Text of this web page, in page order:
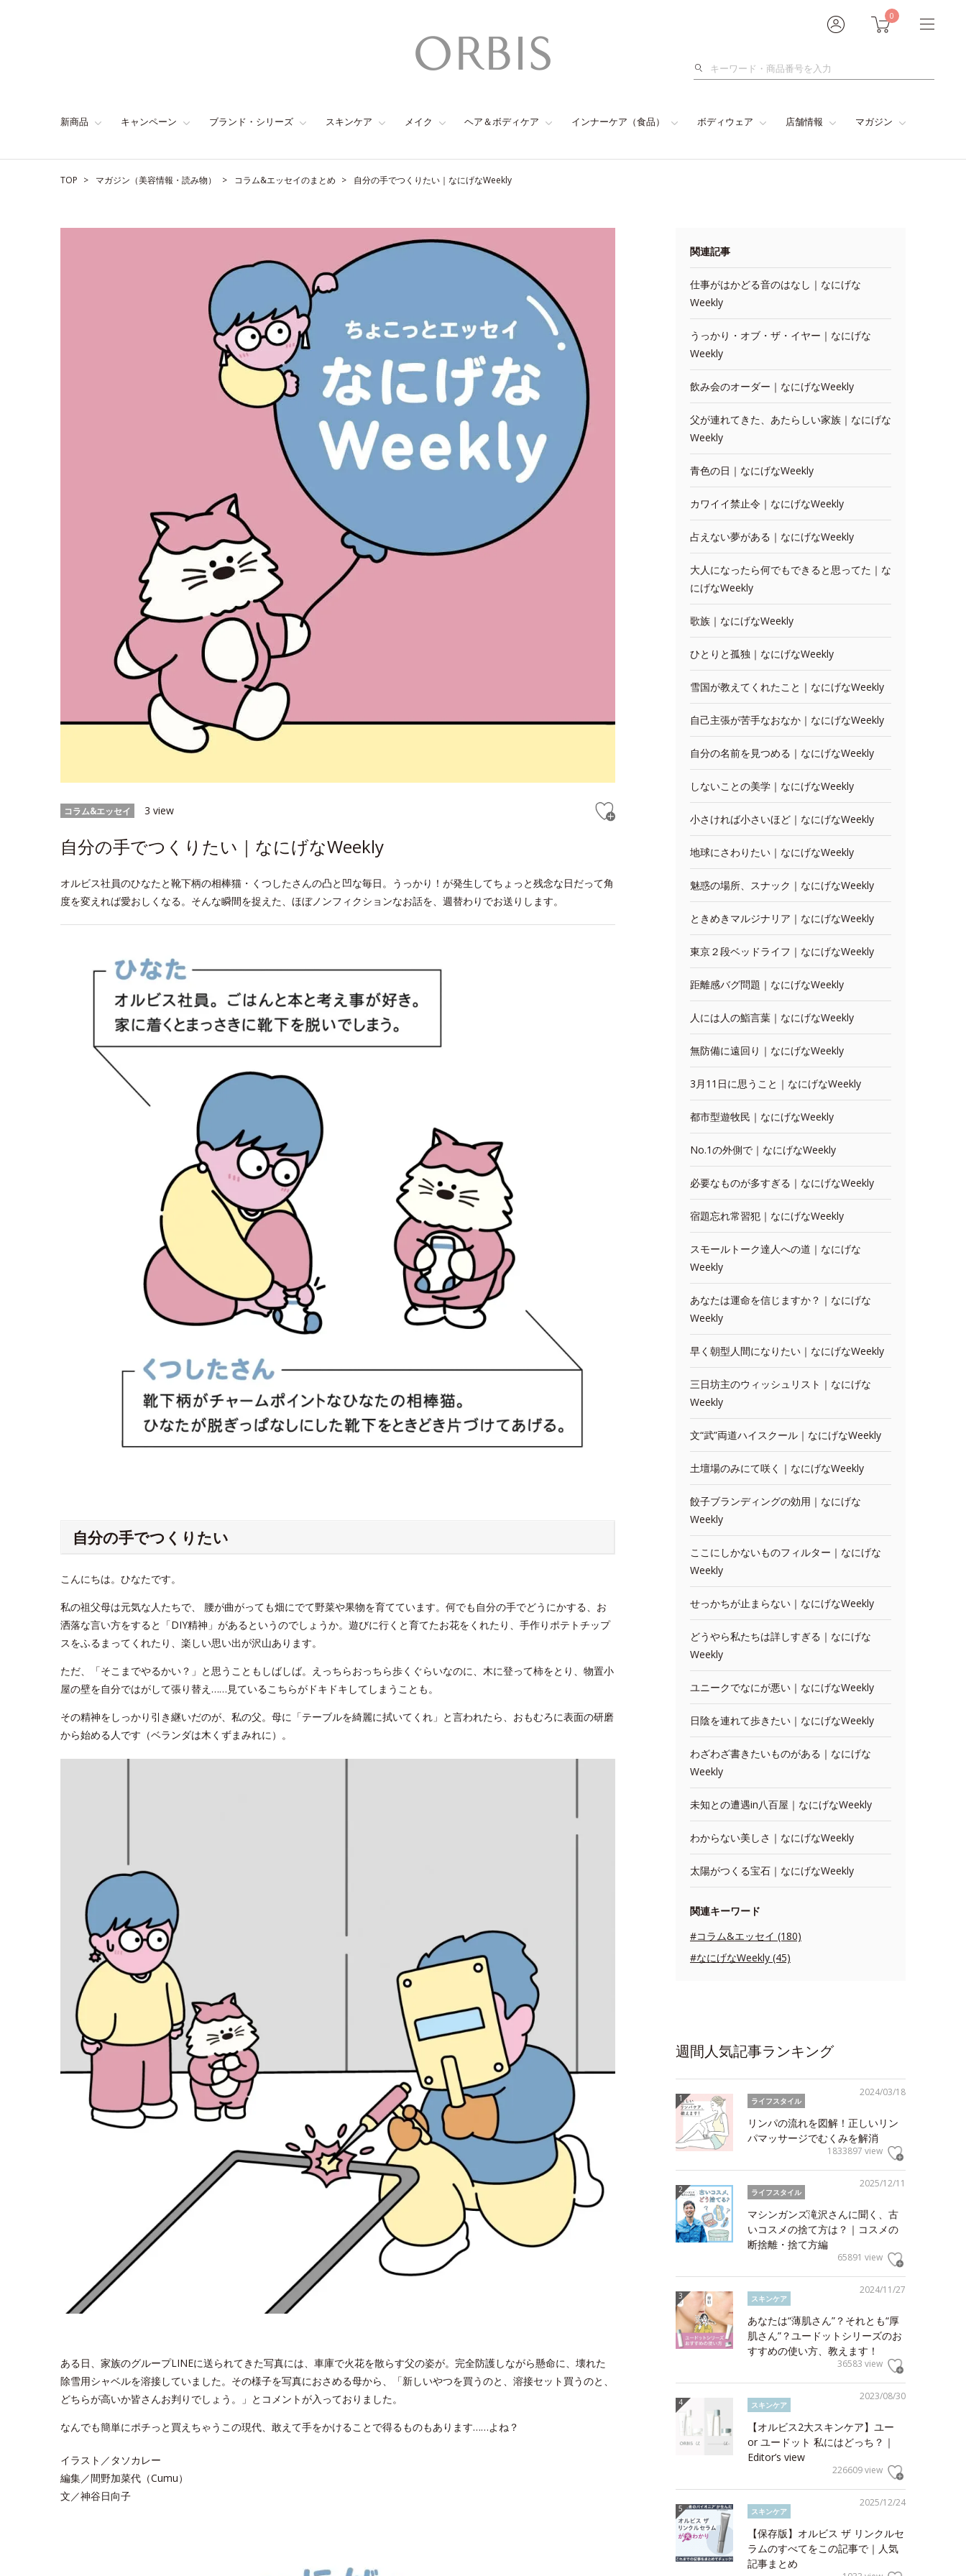
0
検
新商品 キャンペーン ブランド・シリーズ スキンケア メイク ヘア＆ボディケア インナーケア（食品） ボディウェア 店舗情報 マガジン
TOP マガジン（美容情報・読み物） コラム&エッセイのまとめ 自分の手でつくりたい｜なにげなWeekly
コラム&エッセイ 3 view
自分の手でつくりたい｜なにげなWeekly
オルビス社員のひなたと靴下柄の相棒猫・くつしたさんの凸と凹な毎日。うっかり！が発生してちょっと残念な日だって角
度を変えれば愛おしくなる。そんな瞬間を捉えた、ほぼノンフィクションなお話を、週替わりでお送りします。
自分の手でつくりたい
こんにちは。ひなたです。
私の祖父母は元気な人たちで、 腰が曲がっても畑にでて野菜や果物を育てています。何でも自分の手でどうにかする、お
洒落な言い方をすると「DIY精神」があるというのでしょうか。遊びに行くと育てたお花をくれたり、手作りポテトチップ
スをふるまってくれたり、楽しい思い出が沢山あります。
ただ、「そこまでやるかい？」と思うこともしばしば。えっちらおっちら歩くぐらいなのに、木に登って柿をとり、物置小
屋の壁を自分ではがして張り替え……見ているこちらがドキドキしてしまうことも。
その精神をしっかり引き継いだのが、私の父。母に「テーブルを綺麗に拭いてくれ」と言われたら、おもむろに表面の研磨
から始める人です（ベランダは木くずまみれに）。
ある日、家族のグループLINEに送られてきた写真には、車庫で火花を散らす父の姿が。完全防護しながら懸命に、壊れた
除雪用シャベルを溶接していました。その様子を写真におさめる母から、「新しいやつを買うのと、溶接セット買うのと、
どちらが高いか皆さんお判りでしょう。」とコメントが入っておりました。
なんでも簡単にポチっと買えちゃうこの現代、敢えて手をかけることで得るものもあります……よね？
イラスト／タソカレー
編集／間野加菜代（Cumu）
文／神谷日向子
関連記事
仕事がはかどる音のはなし｜なにげな
Weekly
うっかり・オブ・ザ・イヤー｜なにげな
Weekly
飲み会のオーダー｜なにげなWeekly
父が連れてきた、あたらしい家族｜なにげな
Weekly
青色の日｜なにげなWeekly
カワイイ禁止令｜なにげなWeekly
占えない夢がある｜なにげなWeekly
大人になったら何でもできると思ってた｜な
にげなWeekly
歌族｜なにげなWeekly
ひとりと孤独｜なにげなWeekly
雪国が教えてくれたこと｜なにげなWeekly
自己主張が苦手なおなか｜なにげなWeekly
自分の名前を見つめる｜なにげなWeekly
しないことの美学｜なにげなWeekly
小さければ小さいほど｜なにげなWeekly
地球にさわりたい｜なにげなWeekly
魅惑の場所、スナック｜なにげなWeekly
ときめきマルジナリア｜なにげなWeekly
東京２段ベッドライフ｜なにげなWeekly
距離感バグ問題｜なにげなWeekly
人には人の鮨言葉｜なにげなWeekly
無防備に遠回り｜なにげなWeekly
3月11日に思うこと｜なにげなWeekly
都市型遊牧民｜なにげなWeekly
No.1の外側で｜なにげなWeekly
必要なものが多すぎる｜なにげなWeekly
宿題忘れ常習犯｜なにげなWeekly
スモールトーク達人への道｜なにげな
Weekly
あなたは運命を信じますか？｜なにげな
Weekly
早く朝型人間になりたい｜なにげなWeekly
三日坊主のウィッシュリスト｜なにげな
Weekly
文“武”両道ハイスクール｜なにげなWeekly
土壇場のみにて咲く｜なにげなWeekly
餃子ブランディングの効用｜なにげな
Weekly
ここにしかないものフィルター｜なにげな
Weekly
せっかちが止まらない｜なにげなWeekly
どうやら私たちは詳しすぎる｜なにげな
Weekly
ユニークでなにが悪い｜なにげなWeekly
日陰を連れて歩きたい｜なにげなWeekly
わざわざ書きたいものがある｜なにげな
Weekly
未知との遭遇in八百屋｜なにげなWeekly
わからない美しさ｜なにげなWeekly
太陽がつくる宝石｜なにげなWeekly
関連キーワード
#コラム&エッセイ (180)
#なにげなWeekly (45)
週間人気記事ランキング
2024/03/18
ライフスタイル
リンパの流れを図解！正しいリン
パマッサージでむくみを解消
1833897 view
2025/12/11
ライフスタイル
マシンガンズ滝沢さんに聞く、古
いコスメの捨て方は？｜コスメの
断捨離・捨て方編
65891 view
2024/11/27
スキンケア
あなたは“薄肌さん”？それとも“厚
肌さん”？ユードットシリーズのお
すすめの使い方、教えます！
36583 view
2023/08/30
スキンケア
【オルビス2大スキンケア】ユー
or ユードット 私にはどっち？｜
Editor’s view
226609 view
2025/12/24
スキンケア
【保存版】オルビス ザ リンクルセ
ラムのすべてをこの記事で｜人気
記事まとめ